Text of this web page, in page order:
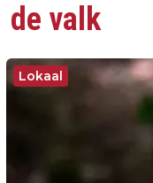
de valk
Lokaal